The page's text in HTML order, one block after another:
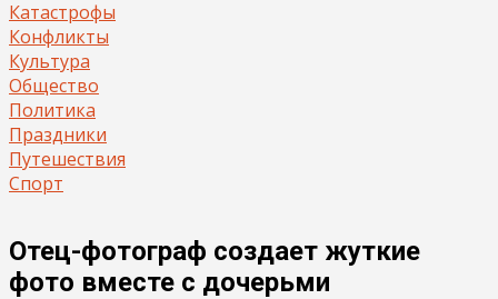
Катастрофы
Конфликты
Культура
Общество
Политика
Праздники
Путешествия
Спорт
Отец-фотограф создает жуткие
фото вместе с дочерьми